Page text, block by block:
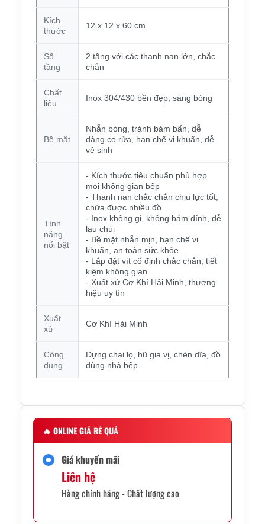
Kích
thước
12 x 12 x 60 cm
Số
tầng
2 tầng với các thanh nan lớn, chắc
chắn
Chất
liệu
Inox 304/430 bền đẹp, sáng bóng
Bề mặt
Nhẵn bóng, tránh bám bẩn, dễ
dàng cọ rửa, hạn chế vi khuẩn, dễ
vệ sinh
Tính
năng
nổi bật
- Kích thước tiêu chuẩn phù hợp
mọi không gian bếp
- Thanh nan chắc chắn chịu lực tốt,
chứa được nhiều đồ
- Inox không gỉ, không bám dính, dễ
lau chùi
- Bề mặt nhẵn mịn, hạn chế vi
khuẩn, an toàn sức khỏe
- Lắp đặt vít cố định chắc chắn, tiết
kiệm không gian
- Xuất xứ Cơ Khí Hải Minh, thương
hiệu uy tín
Xuất
xứ
Cơ Khí Hải Minh
Công
dụng
Đựng chai lọ, hũ gia vị, chén dĩa, đồ
dùng nhà bếp
🔥 ONLINE GIÁ RẺ QUÁ
Giá khuyến mãi
Liên hệ
Hàng chính hãng - Chất lượng cao